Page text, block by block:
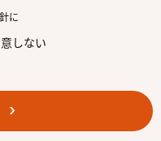
この責務を果たすために、次
護に関する法律その他の関係
適宜取扱いの改善に努めま
に
しない